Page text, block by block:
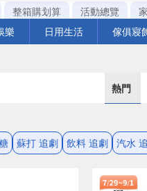
整箱購划算 活動總覽
樂 日用生活 傢俱寢
熱門
蘇打 追劇 飲料 追劇 汽水